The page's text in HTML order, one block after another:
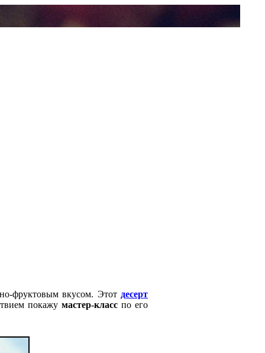
фруктовым вкусом. Этот десерт
покажумастер-класспо его